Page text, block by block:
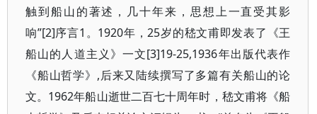
触到船山的著述，几十年来，思想上一直受其影
响”[2]序言1。1920年，25岁的嵇文甫即发表了《王
船山的人道主义》一文[3]19-25,1936年出版代表作
《船山哲学》,后来又陆续撰写了多篇有关船山的论
文。1962年船山逝世二百七十周年时，嵇文甫将《船